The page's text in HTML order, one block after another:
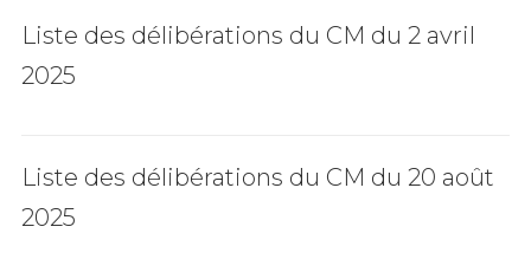
Liste des délibérations du CM du 2 avril
2025
Liste des délibérations du CM du 20 août
2025